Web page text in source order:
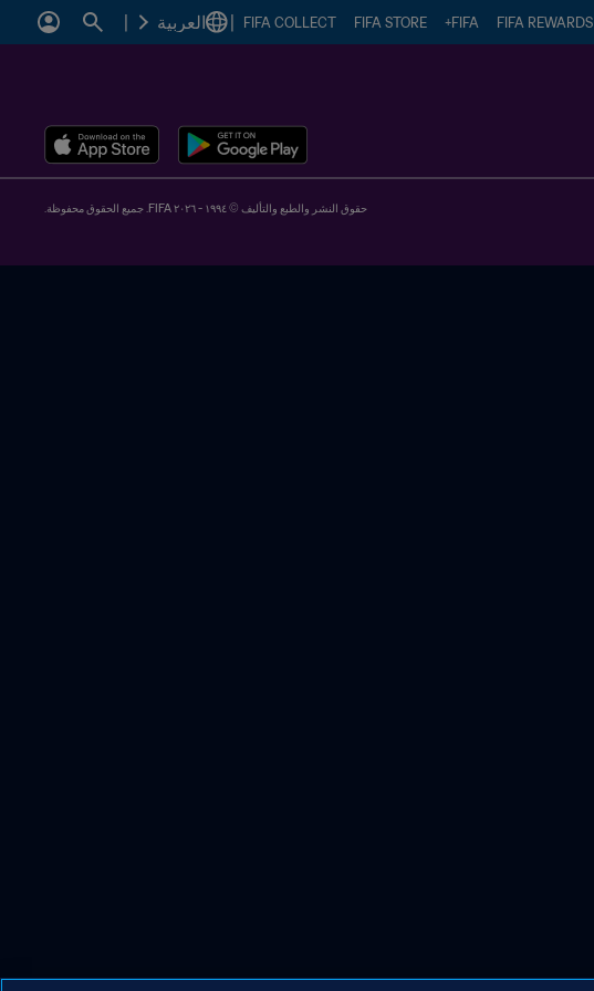
FIFA REWARDS
FIFA+
FIFA STORE
FIFA COLLECT العربية
حقوق النشر والطبع والتأليف © ١٩٩٤ - ٢٠٢٦ FIFA. جميع الحقوق محفوظة.